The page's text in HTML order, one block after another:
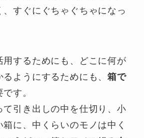
、すぐにぐちゃぐちゃになっ
用するためにも、どこに何が
るようにするためにも、箱で
す。
て引き出しの中を仕切り、小
に、中くらいのモノは中く